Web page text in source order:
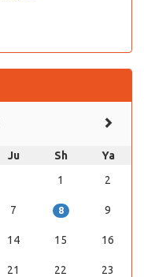
Ju Sh
Ya
1
2
7 8 9
14 15 16
21 22 23